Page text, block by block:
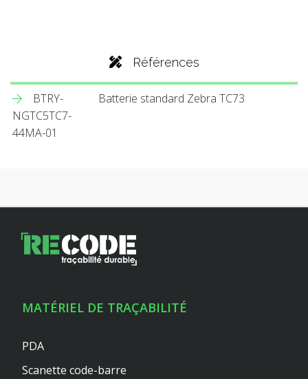
Références
BTRY-
NGTC5TC7-
44MA-01
Batterie standard Zebra TC73
MATÉRIEL DE TRAÇABILITÉ
PDA
Scanette code-barre